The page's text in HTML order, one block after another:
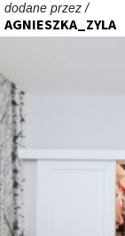
dodane przez /
AGNIESZKA_ZYLA